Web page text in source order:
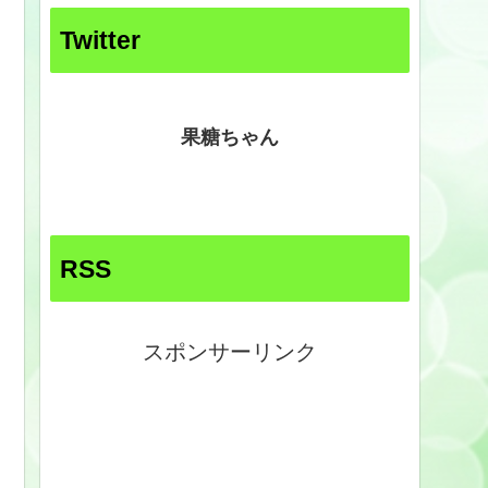
Twitter
果糖ちゃん
RSS
スポンサーリンク